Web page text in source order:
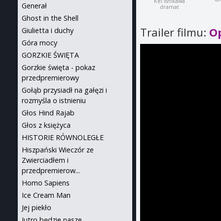
dramat
Trailer filmu:
Generał
Ghost in the Shell
Giulietta i duchy
Góra mocy
GORZKIE ŚWIĘTA
Gorzkie święta - pokaz
przedpremierowy
Gołąb przysiadł na gałęzi i
rozmyśla o istnieniu
Głos Hind Rajab
Głos z księżyca
HISTORIE RÓWNOLEGŁE
Hiszpański Wieczór ze
Zwierciadłem i
przedpremierow...
Homo Sapiens
Ice Cream Man
Jej piekło